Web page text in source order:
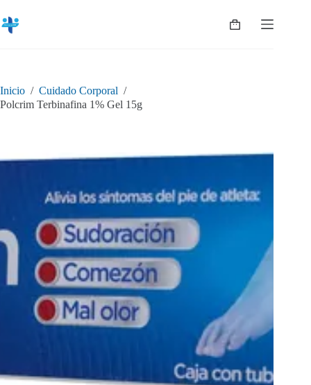
al
contenido
Shopping
Inicio / Cuidado Corporal /
Polcrim Terbinafina 1% Gel 15g